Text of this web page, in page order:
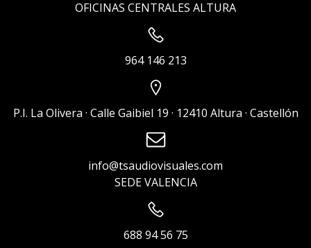
OFICINAS CENTRALES ALTURA
964 146 213
P.I. La Olivera · Calle Gaibiel 19 · 12410 Altura · Castellón
info@tsaudiovisuales.com
SEDE VALENCIA
688 94 56 75